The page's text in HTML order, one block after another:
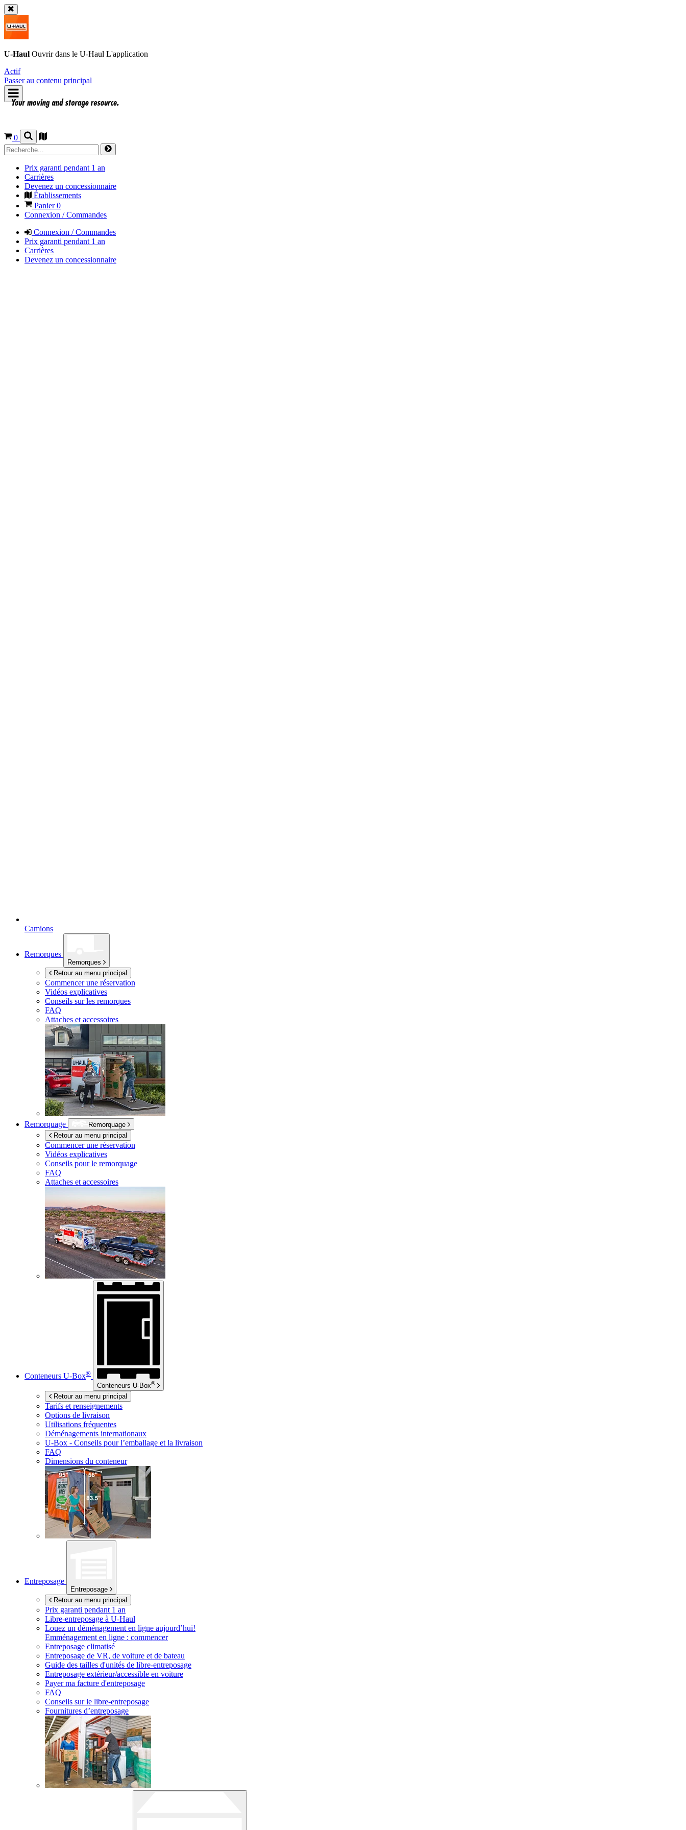
U-Haul Ouvrir dans le U-Haul L'application
Actif
Passer au contenu principal
0
Prix garanti pendant 1 an
Carrières
Devenez un concessionnaire
Établissements
Panier0
Connexion / Commandes
Connexion / Commandes
Prix garanti pendant 1 an
Carrières
Devenez un concessionnaire
Camions
Remorques
Remorques
Retour au menu principal
Commencer une réservation
Vidéos explicatives
Conseils sur les remorques
FAQ
Attaches et accessoires
Remorquage
Remorquage
Retour au menu principal
Commencer une réservation
Vidéos explicatives
Conseils pour le remorquage
FAQ
Attaches et accessoires
Conteneurs U-Box®
Conteneurs U-Box®
Retour au menu principal
Tarifs et renseignements
Options de livraison
Utilisations fréquentes
Déménagements internationaux
U-Box - Conseils pour l’emballage et la livraison
FAQ
Dimensions du conteneur
Entreposage
Entreposage
Retour au menu principal
Prix garanti pendant 1 an
Libre-entreposage à U-Haul
Louez un déménagement en ligne aujourd’hui!
Emménagement en ligne : commencer
Entreposage climatisé
Entreposage de VR, de voiture et de bateau
Guide des tailles d'unités de libre-entreposage
Entreposage extérieur/accessible en voiture
Payer ma facture d'entreposage
FAQ
Conseils sur le libre-entreposage
Fournitures d’entreposage